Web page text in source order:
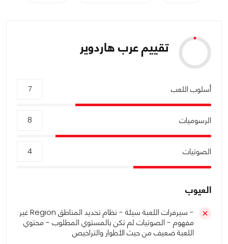
تقييم عرب هاردوير
أسلوب اللعب 7
الرسوميات 8
الصوتيات 4
العيوب
- سيرفرات اللعبة سيئة - نظام تحديد المناطق Region غير
مفهوم - الصوتيات لم تكن بالمستوي المطلوب - محتوي
اللعبة ضعيف من حيث الأطوار والتراخيص